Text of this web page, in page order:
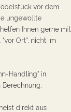
vor dem
ungewollte
Ihnen gerne mit
"vor Ort" , nicht im
Handling" in
direkt aus